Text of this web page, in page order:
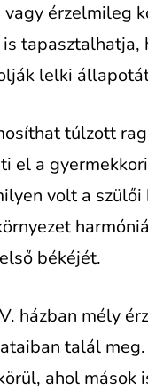
érzelmileg
tapasztalhatja,
lelki
túlzott
el a
volt a
békéjét.
házban mély
talál
ahol mások